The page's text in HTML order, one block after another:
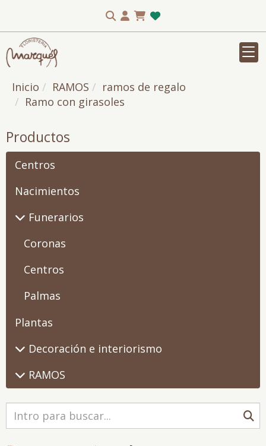
Inicio RAMOS
ramos de regalo
Ramo con girasoles
Productos
Centros
Nacimientos
Funerarios
Coronas
Centros
Palmas
Plantas
Decoración e interiorismo
RAMOS